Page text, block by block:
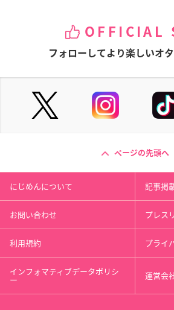
OFFICIAL
フォローしてより楽しいオ
ページの先頭へ
にじめんについて 記事掲
お問い合わせ プレス
利用規約 プライ
インフォマティブデータポリシ
ー 運営会